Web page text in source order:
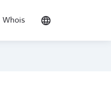
Whois language